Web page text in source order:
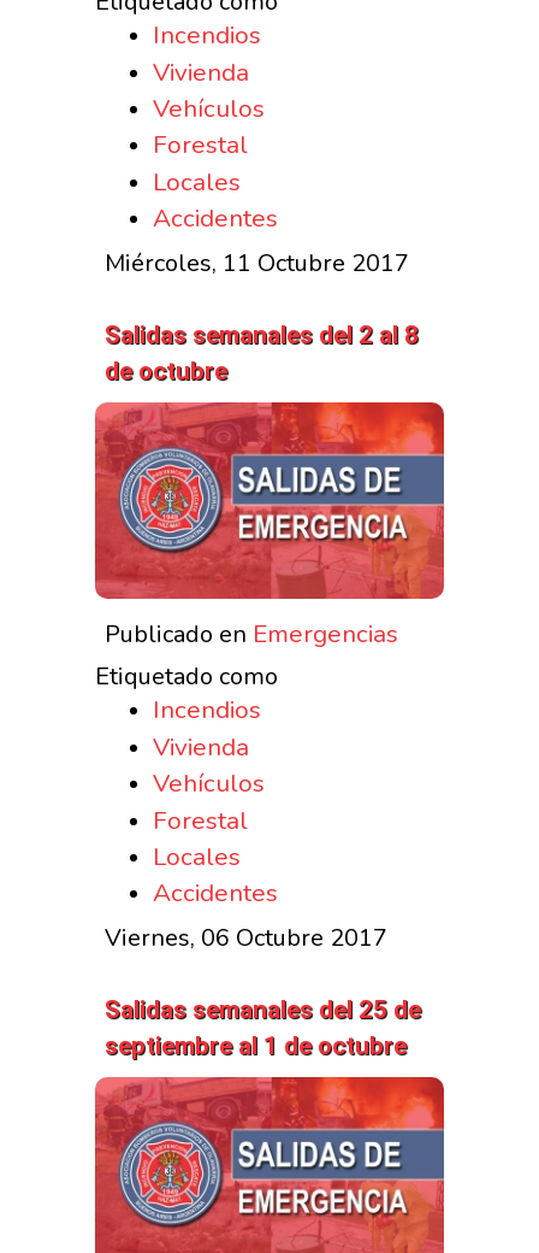
Incendios
Vivienda
Vehículos
Forestal
Locales
Accidentes
Miércoles, 11 Octubre 2017
Salidas semanales del 2 al 8
de octubre
Publicado en Emergencias
Etiquetado como
Incendios
Vivienda
Vehículos
Forestal
Locales
Accidentes
Viernes, 06 Octubre 2017
Salidas semanales del 25 de
septiembre al 1 de octubre